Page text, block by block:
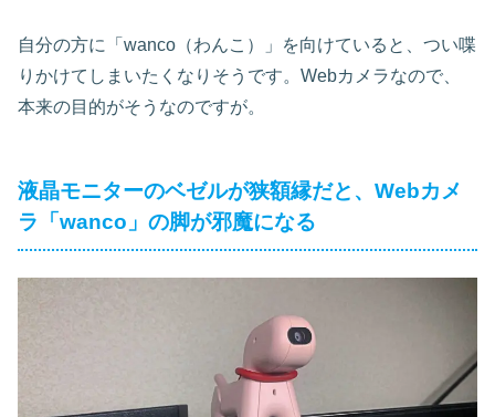
自分の方に「wanco（わんこ）」を向けていると、つい喋
りかけてしまいたくなりそうです。Webカメラなので、
本来の目的がそうなのですが。
液晶モニターのベゼルが狭額縁だと、Webカメ
ラ「wanco」の脚が邪魔になる